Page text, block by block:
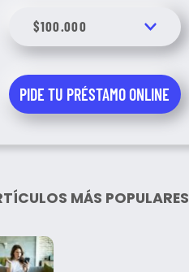
MÁS POPULARES